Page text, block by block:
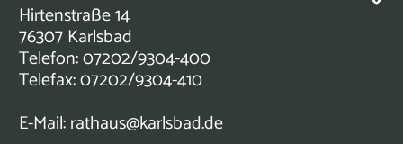
Hirtenstraße 14
76307 Karlsbad
Telefon: 07202/9304-400
Telefax: 07202/9304-410
E-Mail:rathaus@karlsbad.de